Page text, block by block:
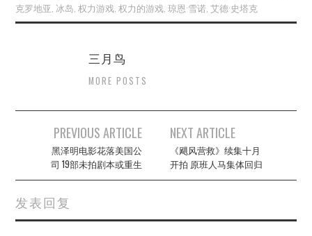
克罗地亚, 冰岛,权力游戏,权力的游戏,琼恩·雪诺,艾德·史塔克
三月鸟
MORE POSTS
navigation
PREVIOUS ARTICLE
黑泽明电影花落美国公
司 19部未拍剧本或重生
NEXT ARTICLE
《飓风营救》续集十月
开拍 原班人马集体回归
发表回复